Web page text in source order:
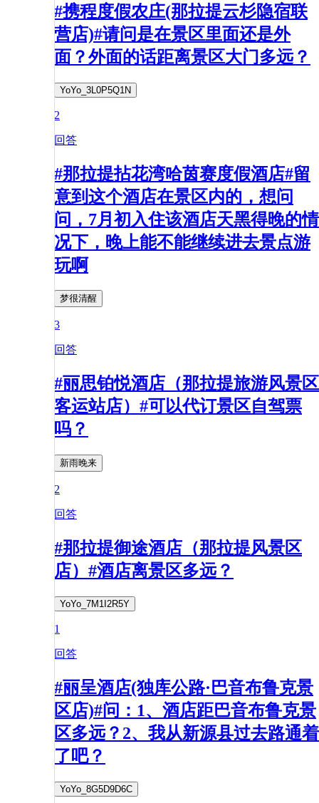
#携程度假农庄(那拉提云杉隐宿联
营店)#请问是在景区里面还是外
面？外面的话距离景区大门多远？
YoYo_3L0P5Q1N
2
回答
#那拉提拈花湾哈茵赛度假酒店#留
意到这个酒店在景区内的，想问
问，7月初入住该酒店天黑得晚的情
况下，晚上能不能继续进去景点游
玩啊
梦很清醒
3
回答
#丽思铂悦酒店（那拉提旅游风景区
客运站店）#可以代订景区自驾票
吗？
新雨晚来
2
回答
#那拉提御途酒店（那拉提风景区
店）#酒店离景区多远？
YoYo_7M1I2R5Y
1
回答
#丽呈酒店(独库公路·巴音布鲁克景
区店)#问：1、酒店距巴音布鲁克景
区多远？2、我从新源县过去路通着
了吧？
YoYo_8G5D9D6C